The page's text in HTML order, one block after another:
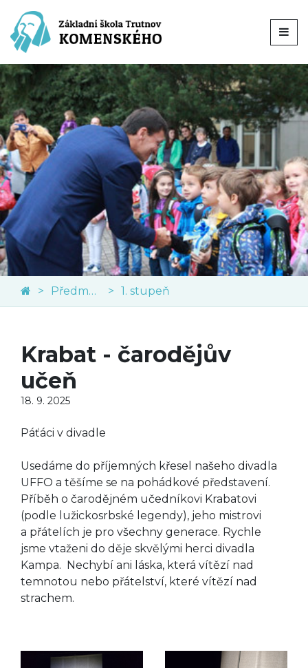
Předměty 1. stupeň
Krabat - čarodějův
učeň
18. 9. 2025
Páťáci v divadle
Usedáme do příjemných křesel našeho divadla
UFFO a těšíme se na pohádkové představení.
Příběh o čarodějném učedníkovi Krabatovi
(podle lužickosrbské legendy), jeho mistrovi
a přátelích je pro všechny generace. Rychle
jsme vtaženi do děje skvělými herci divadla
Kampa. Nechybí ani láska, která vítězí nad
temnotou nebo přátelství, které vítězí nad
strachem.